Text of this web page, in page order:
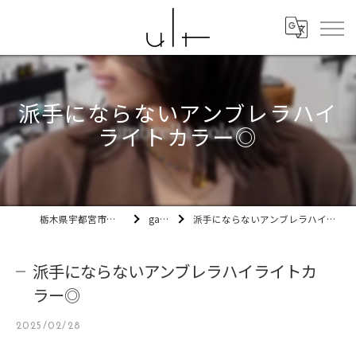
派手にならないアンブレラハイ
ライトカラー◎
栃木県宇都宮市の美容室ult gallery 派手にならないアンブレラハイライトカラー◎
派手にならないアンブレラハイライトカ
ラー◎
2025/02/28